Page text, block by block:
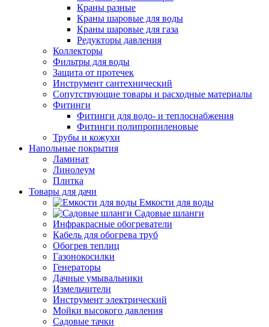
Краны разные
Краны шаровые для воды
Краны шаровые для газа
Редукторы давления
Коллекторы
Фильтры для воды
Защита от протечек
Инструмент сантехнический
Сопутствующие товары и расходные материалы
Фитинги
Фитинги для водо- и теплоснабжения
Фитинги полипропиленовые
Трубы и кожухи
Напольные покрытия
Ламинат
Линолеум
Плитка
Товары для дачи
Емкости для воды
Садовые шланги
Инфракрасные обогреватели
Кабель для обогрева труб
Обогрев теплиц
Газонокосилки
Генераторы
Дачные умывальники
Измельчители
Инструмент электрический
Мойки высокого давления
Садовые тачки